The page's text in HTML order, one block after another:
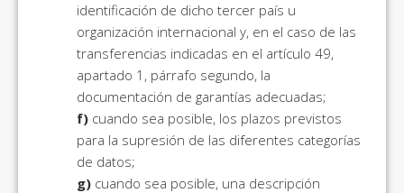
identificación de dicho tercer país u
organización internacional y, en el caso de las
transferencias indicadas en el artículo 49,
apartado 1, párrafo segundo, la
documentación de garantías adecuadas;
f) cuando sea posible, los plazos previstos
para la supresión de las diferentes categorías
de datos;
g) cuando sea posible, una descripción